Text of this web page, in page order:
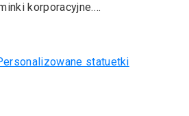
korporacyjne.…
statuetki